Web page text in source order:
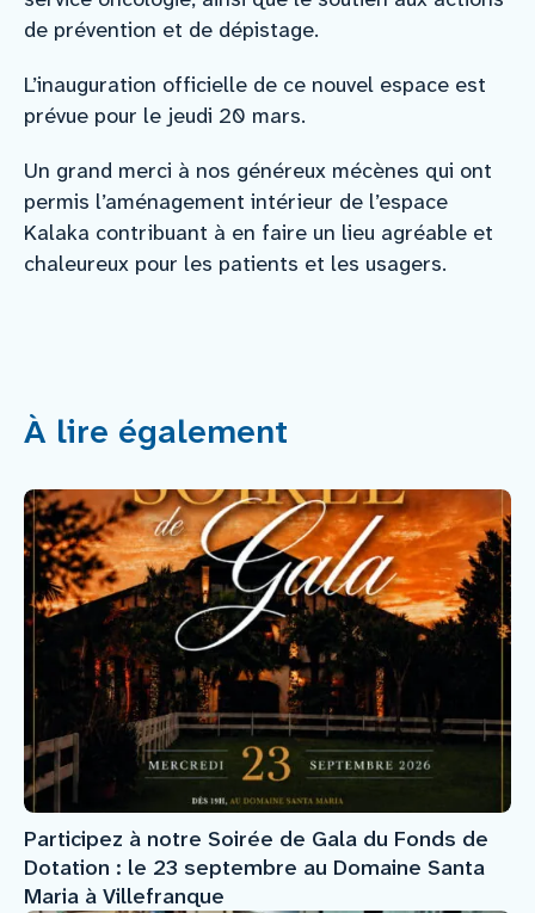
de prévention et de dépistage.
L’inauguration officielle de ce nouvel espace est
prévue pour le jeudi 20 mars.
Un grand merci à nos généreux mécènes qui ont
permis l’aménagement intérieur de l’espace
Kalaka contribuant à en faire un lieu agréable et
chaleureux pour les patients et les usagers.
À lire également
Participez à notre Soirée de Gala du Fonds de
Dotation : le 23 septembre au Domaine Santa
Maria à Villefranque